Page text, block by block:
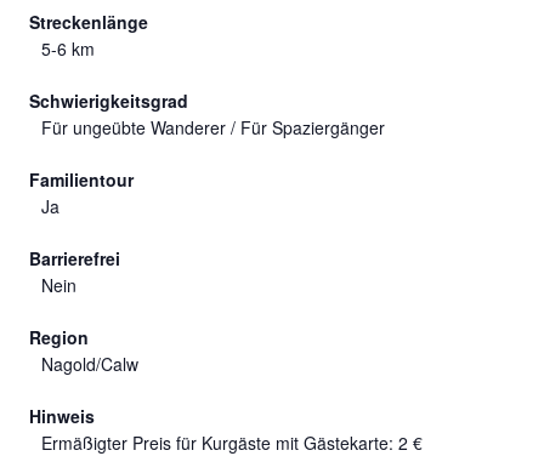
Streckenlänge
5-6 km
Schwierigkeitsgrad
Für ungeübte Wanderer / Für Spaziergänger
Familientour
Ja
Barrierefrei
Nein
Region
Nagold/Calw
Hinweis
Ermäßigter Preis für Kurgäste mit Gästekarte: 2 €